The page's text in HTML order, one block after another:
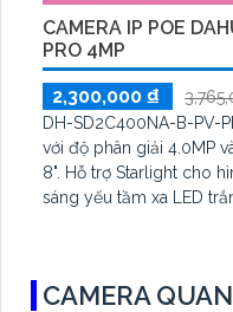
CAMERA IP POE
PRO 4MP
2,300,000 ₫
DH-SD2C400NA-B-PV-
với độ phân giải 4.0MP
8". Hỗ trợ Starlight cho hình ảnh rõ nét ngay cả trong ánh
sáng yếu tầm xa LED
CAMERA